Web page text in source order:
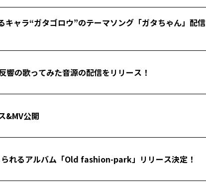
ャラ“ガタゴロウ”のテーマソング「ガタちゃん」配信
の歌ってみた音源の配信をリリース！
&MV公開
れるアルバム「Old fashion-park」リリース決定！